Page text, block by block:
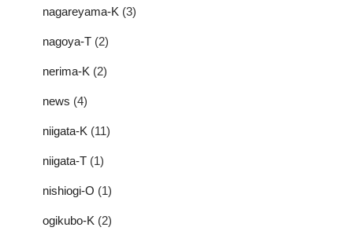
nagareyama-K (3)
nagoya-T (2)
nerima-K (2)
news (4)
niigata-K (11)
niigata-T (1)
nishiogi-O (1)
ogikubo-K (2)